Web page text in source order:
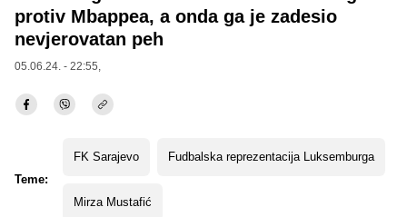
protiv Mbappea, a onda ga je zadesio
nevjerovatan peh
05.06.24. - 22:55,
Teme:
FK Sarajevo Fudbalska reprezentacija Luksemburga
Mirza Mustafić